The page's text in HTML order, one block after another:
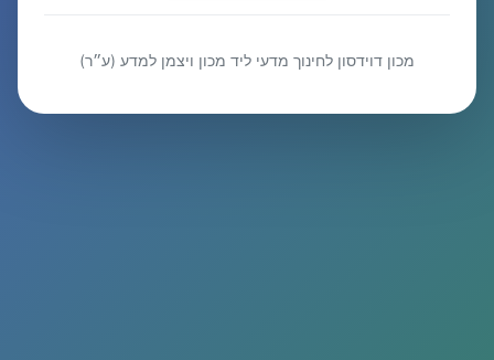
מכון דוידסון לחינוך מדעי ליד מכון ויצמן למדע (ע״ר)